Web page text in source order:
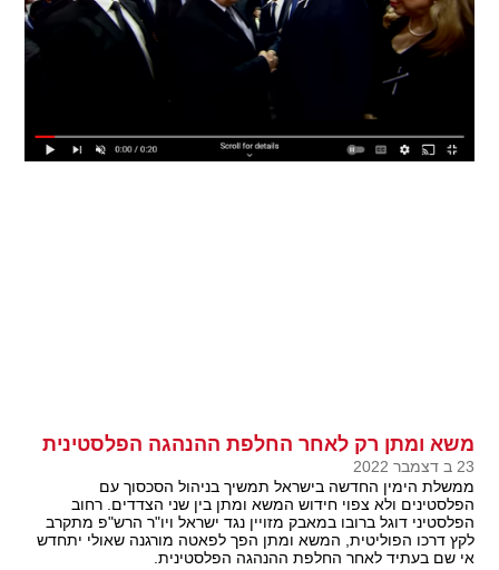
משא ומתן רק לאחר החלפת ההנהגה הפלסטינית
23 ב דצמבר 2022
ממשלת הימין החדשה בישראל תמשיך בניהול הסכסוך עם
הפלסטינים ולא צפוי חידוש המשא ומתן בין שני הצדדים. רחוב
הפלסטיני דוגל ברובו במאבק מזויין נגד ישראל ויו"ר הרש"פ מתקרב
לקץ דרכו הפוליטית, המשא ומתן הפך לפאטה מורגנה שאולי יתחדש
אי שם בעתיד לאחר החלפת ההנהגה הפלסטינית.